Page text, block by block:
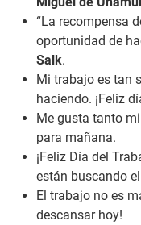
“La recompensa
oportunidad de
Salk.
Mi trabajo es tan
haciendo. ¡Feliz
Me gusta tanto
para mañana.
¡Feliz Día del
están buscando
El trabajo no es
descansar hoy!